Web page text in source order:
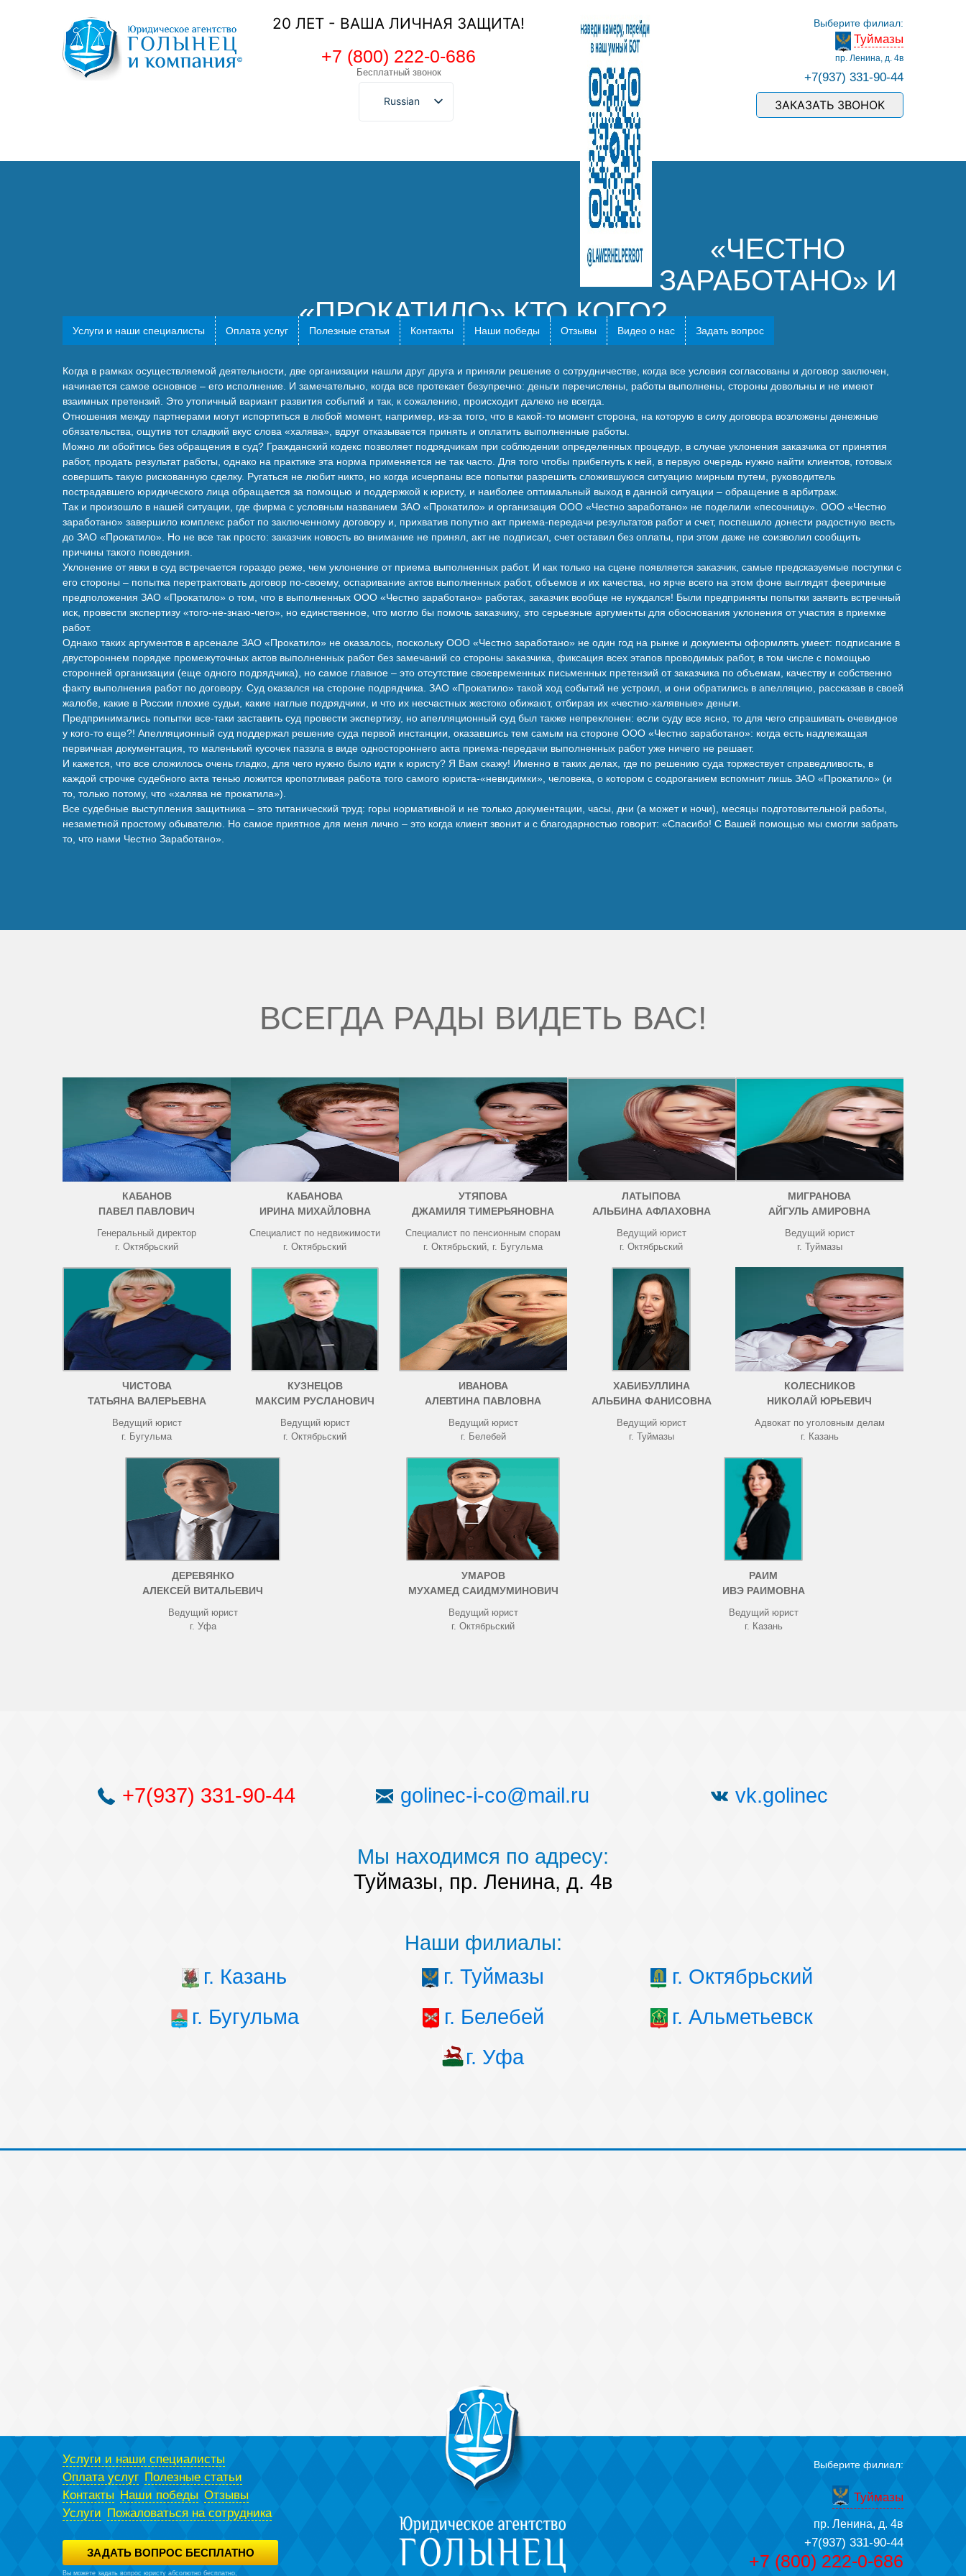
20 ЛЕТ - ВАША ЛИЧНАЯ ЗАЩИТА!
+7 (800) 222-0-686
Бесплатный звонок
Russian
Выберите филиал:
Туймазы
пр. Ленина, д. 4в
+7(937) 331-90-44
ЗАКАЗАТЬ ЗВОНОК
Услуги и наши специалисты Оплата услуг Полезные статьи Контакты Наши победы Отзывы Видео о нас Задать вопрос
«ЧЕСТНО
ЗАРАБОТАНО» И
«ПРОКАТИЛО» КТО КОГО?
Когда в рамках осуществляемой деятельности, две организации нашли друг друга и приняли решение о сотрудничестве, когда все условия согласованы и договор заключен,
начинается самое основное – его исполнение. И замечательно, когда все протекает безупречно: деньги перечислены, работы выполнены, стороны довольны и не имеют
взаимных претензий. Это утопичный вариант развития событий и так, к сожалению, происходит далеко не всегда.
Отношения между партнерами могут испортиться в любой момент, например, из-за того, что в какой-то момент сторона, на которую в силу договора возложены денежные
обязательства, ощутив тот сладкий вкус слова «халява», вдруг отказывается принять и оплатить выполненные работы.
Можно ли обойтись без обращения в суд? Гражданский кодекс позволяет подрядчикам при соблюдении определенных процедур, в случае уклонения заказчика от принятия
работ, продать результат работы, однако на практике эта норма применяется не так часто. Для того чтобы прибегнуть к ней, в первую очередь нужно найти клиентов, готовых
совершить такую рискованную сделку. Ругаться не любит никто, но когда исчерпаны все попытки разрешить сложившуюся ситуацию мирным путем, руководитель
пострадавшего юридического лица обращается за помощью и поддержкой к юристу, и наиболее оптимальный выход в данной ситуации – обращение в арбитраж.
Так и произошло в нашей ситуации, где фирма с условным названием ЗАО «Прокатило» и организация ООО «Честно заработано» не поделили «песочницу». ООО «Честно
заработано» завершило комплекс работ по заключенному договору и, прихватив попутно акт приема-передачи результатов работ и счет, поспешило донести радостную весть
до ЗАО «Прокатило». Но не все так просто: заказчик новость во внимание не принял, акт не подписал, счет оставил без оплаты, при этом даже не соизволил сообщить
причины такого поведения.
Уклонение от явки в суд встречается гораздо реже, чем уклонение от приема выполненных работ. И как только на сцене появляется заказчик, самые предсказуемые поступки с
его стороны – попытка перетрактовать договор по-своему, оспаривание актов выполненных работ, объемов и их качества, но ярче всего на этом фоне выглядят фееричные
предположения ЗАО «Прокатило» о том, что в выполненных ООО «Честно заработано» работах, заказчик вообще не нуждался! Были предприняты попытки заявить встречный
иск, провести экспертизу «того-не-знаю-чего», но единственное, что могло бы помочь заказчику, это серьезные аргументы для обоснования уклонения от участия в приемке
работ.
Однако таких аргументов в арсенале ЗАО «Прокатило» не оказалось, поскольку ООО «Честно заработано» не один год на рынке и документы оформлять умеет: подписание в
двустороннем порядке промежуточных актов выполненных работ без замечаний со стороны заказчика, фиксация всех этапов проводимых работ, в том числе с помощью
сторонней организации (еще одного подрядчика), но самое главное – это отсутствие своевременных письменных претензий от заказчика по объемам, качеству и собственно
факту выполнения работ по договору. Суд оказался на стороне подрядчика. ЗАО «Прокатило» такой ход событий не устроил, и они обратились в апелляцию, рассказав в своей
жалобе, какие в России плохие судьи, какие наглые подрядчики, и что их несчастных жестоко обижают, отбирая их «честно-халявные» деньги.
Предпринимались попытки все-таки заставить суд провести экспертизу, но апелляционный суд был также непреклонен: если суду все ясно, то для чего спрашивать очевидное
у кого-то еще?! Апелляционный суд поддержал решение суда первой инстанции, оказавшись тем самым на стороне ООО «Честно заработано»: когда есть надлежащая
первичная документация, то маленький кусочек паззла в виде одностороннего акта приема-передачи выполненных работ уже ничего не решает.
И кажется, что все сложилось очень гладко, для чего нужно было идти к юристу? Я Вам скажу! Именно в таких делах, где по решению суда торжествует справедливость, в
каждой строчке судебного акта тенью ложится кропотливая работа того самого юриста-«невидимки», человека, о котором с содроганием вспомнит лишь ЗАО «Прокатило» (и
то, только потому, что «халява не прокатила»).
Все судебные выступления защитника – это титанический труд: горы нормативной и не только документации, часы, дни (а может и ночи), месяцы подготовительной работы,
незаметной простому обывателю. Но самое приятное для меня лично – это когда клиент звонит и с благодарностью говорит: «Спасибо! С Вашей помощью мы смогли забрать
то, что нами Честно Заработано».
ВСЕГДА РАДЫ ВИДЕТЬ ВАС!
КАБАНОВ
ПАВЕЛ ПАВЛОВИЧ
Генеральный директор
г. Октябрьский
КАБАНОВА
ИРИНА МИХАЙЛОВНА
Специалист по недвижимости
г. Октябрьский
УТЯПОВА
ДЖАМИЛЯ ТИМЕРЬЯНОВНА
Специалист по пенсионным спорам
г. Октябрьский, г. Бугульма
ЛАТЫПОВА
АЛЬБИНА АФЛАХОВНА
Ведущий юрист
г. Октябрьский
МИГРАНОВА
АЙГУЛЬ АМИРОВНА
Ведущий юрист
г. Туймазы
ЧИСТОВА
ТАТЬЯНА ВАЛЕРЬЕВНА
Ведущий юрист
г. Бугульма
КУЗНЕЦОВ
МАКСИМ РУСЛАНОВИЧ
Ведущий юрист
г. Октябрьский
ИВАНОВА
АЛЕВТИНА ПАВЛОВНА
Ведущий юрист
г. Белебей
ХАБИБУЛЛИНА
АЛЬБИНА ФАНИСОВНА
Ведущий юрист
г. Туймазы
КОЛЕСНИКОВ
НИКОЛАЙ ЮРЬЕВИЧ
Адвокат по уголовным делам
г. Казань
ДЕРЕВЯНКО
АЛЕКСЕЙ ВИТАЛЬЕВИЧ
Ведущий юрист
г. Уфа
УМАРОВ
МУХАМЕД САИДМУМИНОВИЧ
Ведущий юрист
г. Октябрьский
РАИМ
ИВЭ РАИМОВНА
Ведущий юрист
г. Казань
+7(937) 331-90-44 golinec-i-co@mail.ru vk.golinec
Мы находимся по адресу:
Туймазы, пр. Ленина, д. 4в
Наши филиалы:
г. Казань
г. Туймазы
г. Октябрьский
г. Бугульма
г. Белебей
г. Альметьевск
г. Уфа
Услуги и наши специалисты
Оплата услуг Полезные статьи
Контакты Наши победы Отзывы
Услуги Пожаловаться на сотрудника
ЗАДАТЬ ВОПРОС БЕСПЛАТНО
Вы можете задать вопрос юристу абсолютно бесплатно,
Выберите филиал:
Туймазы
пр. Ленина, д. 4в
+7(937) 331-90-44
+7 (800) 222-0-686